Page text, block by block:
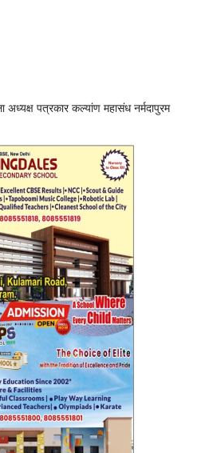
पत्रकार कल्यांण महासंध नर्मदापुरम